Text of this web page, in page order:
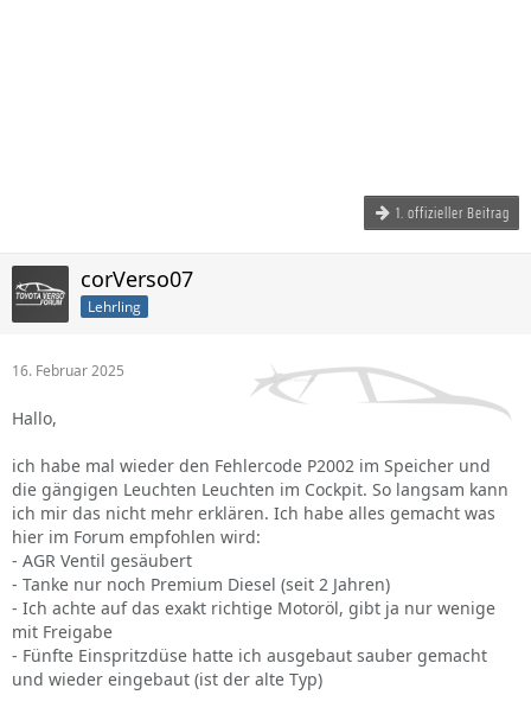
1. offizieller Beitrag
corVerso07
Lehrling
16. Februar 2025
Hallo,
ich habe mal wieder den Fehlercode P2002 im Speicher und
die gängigen Leuchten Leuchten im Cockpit. So langsam kann
ich mir das nicht mehr erklären. Ich habe alles gemacht was
hier im Forum empfohlen wird:
- AGR Ventil gesäubert
- Tanke nur noch Premium Diesel (seit 2 Jahren)
- Ich achte auf das exakt richtige Motoröl, gibt ja nur wenige
mit Freigabe
- Fünfte Einspritzdüse hatte ich ausgebaut sauber gemacht
und wieder eingebaut (ist der alte Typ)